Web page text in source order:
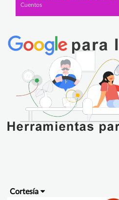
Cuentos
Cortesía